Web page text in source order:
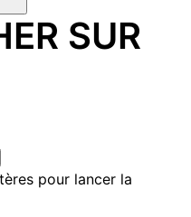
SUR
pour lancer la